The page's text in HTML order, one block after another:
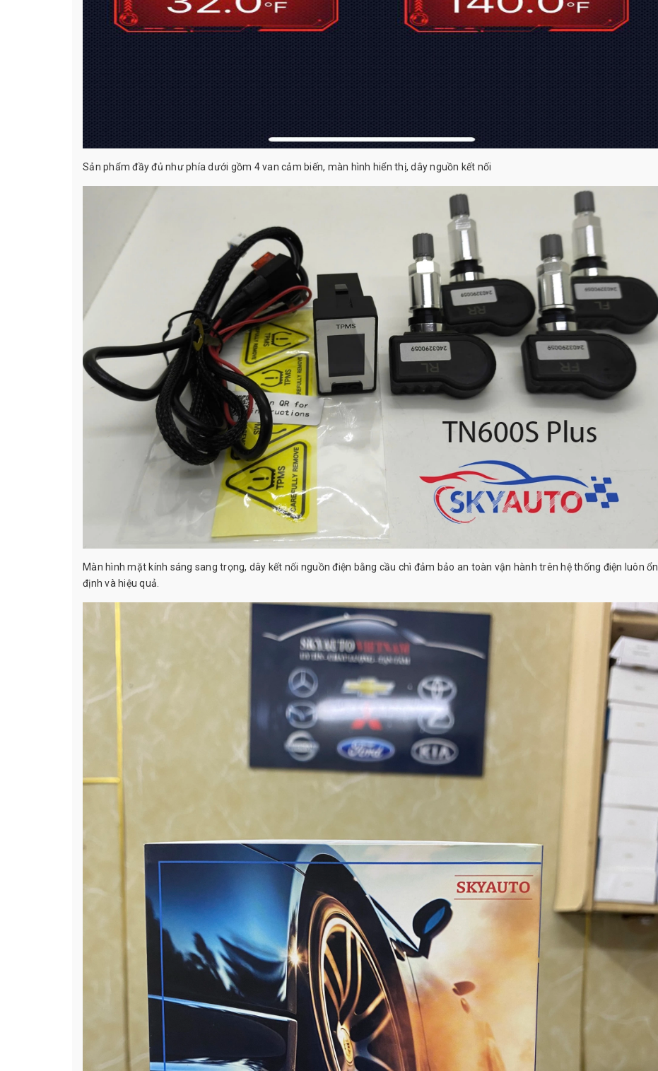
Sản phẩm đầy đủ như phía dưới gồm 4 van cảm biến, màn hình hiển thị, dây nguồn kết nối
Màn hình mặt kính sáng sang trọng, dây kết nối nguồn điện bằng cầu chì đảm bảo an toàn vận hành trên hệ thống điện luôn ổn
định và hiệu quả.